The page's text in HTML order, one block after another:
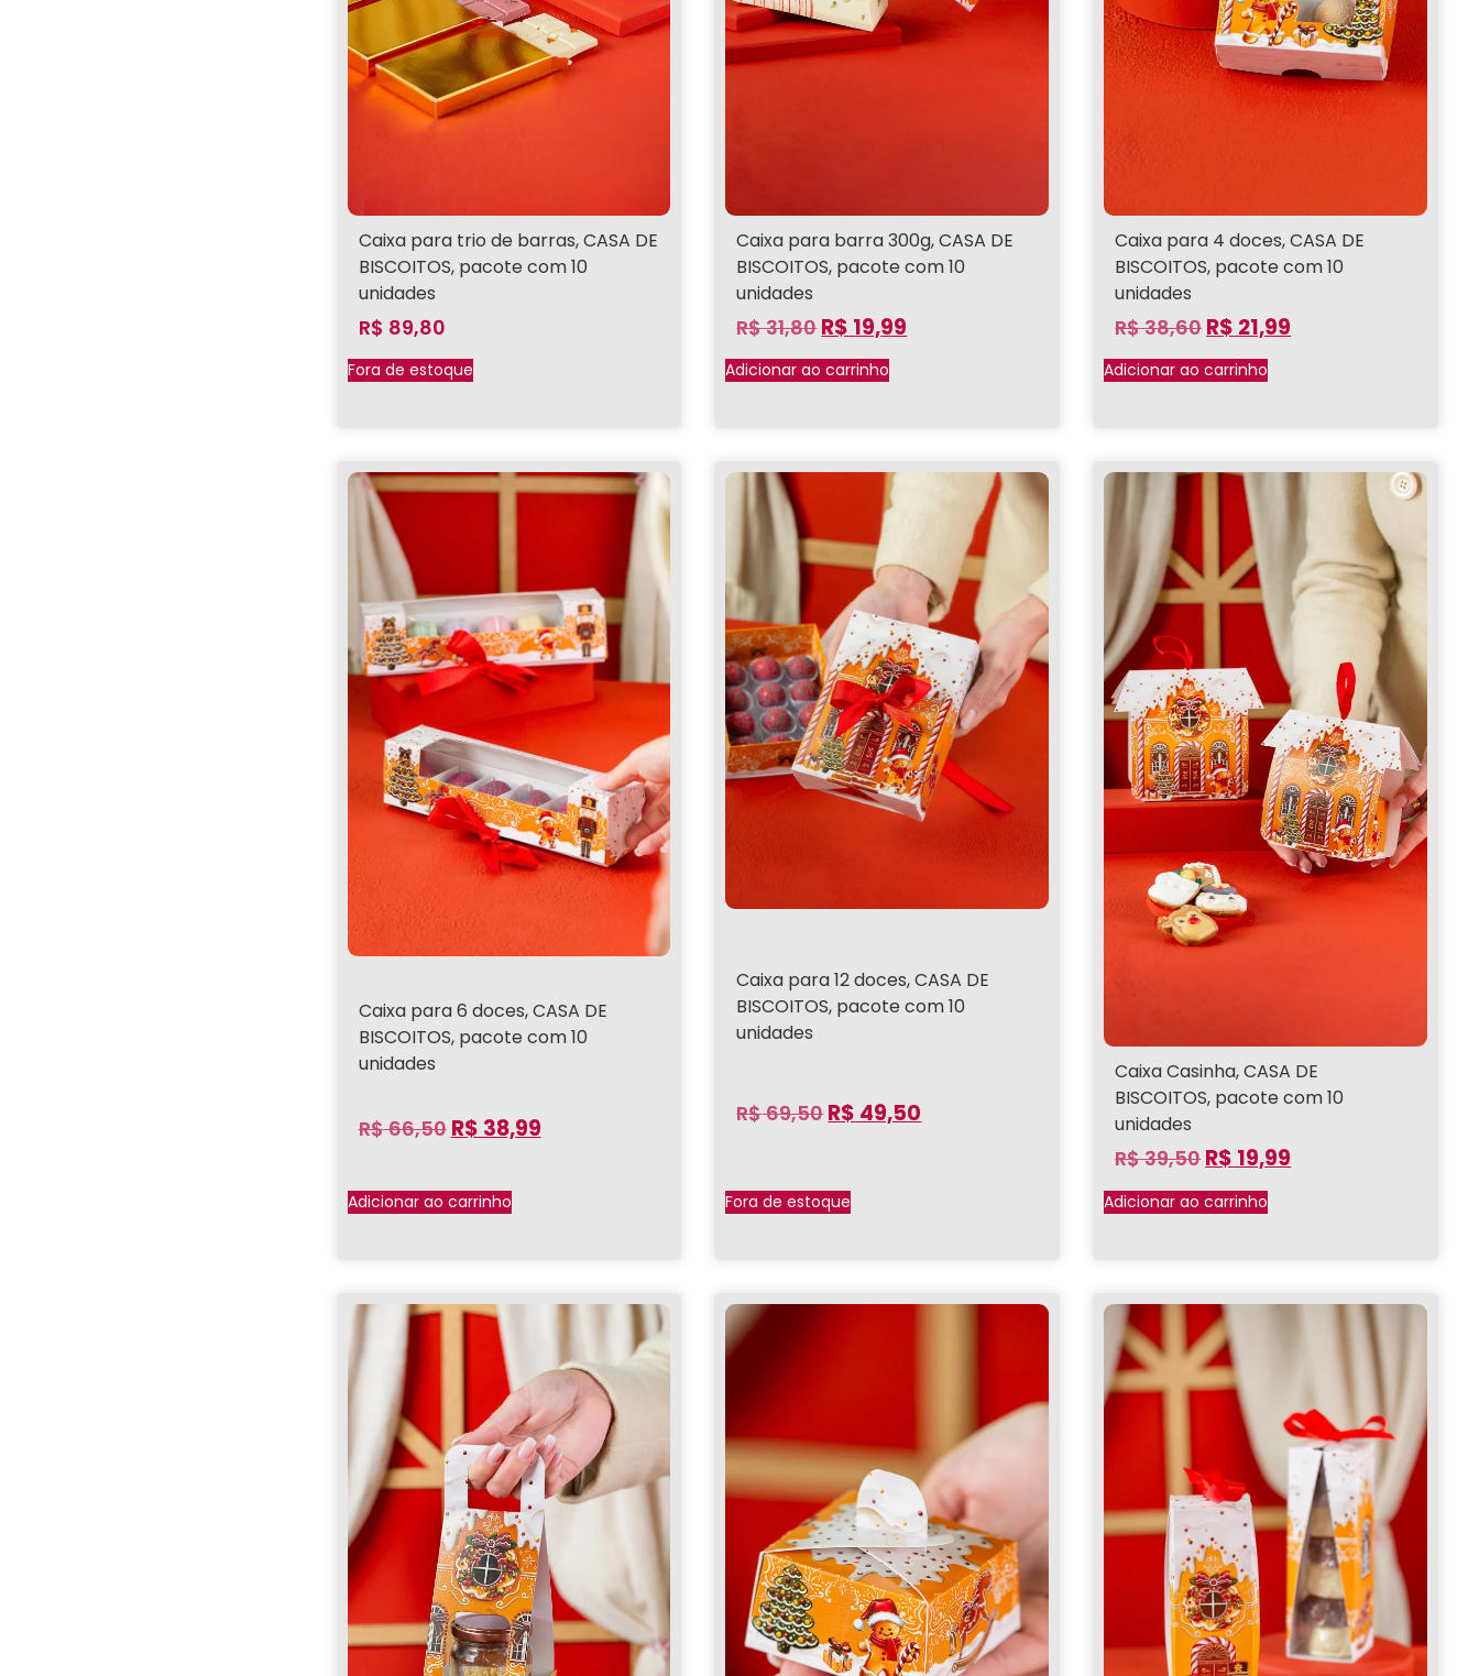
Caixa para trio de barras, CASA DE
BISCOITOS, pacote com 10
unidades
R$ 89,80
Fora de estoque
Caixa para barra 300g, CASA DE
BISCOITOS, pacote com 10
unidades
R$31,80R$ 19,99
Adicionar ao carrinho
Caixa para 4 doces, CASA DE
BISCOITOS, pacote com 10
unidades
R$38,60R$ 21,99
Adicionar ao carrinho
Caixa para 6 doces, CASA DE
BISCOITOS, pacote com 10
unidades
R$66,50 R$ 38,99
Adicionar ao carrinho
Caixa para 12 doces, CASA DE
BISCOITOS, pacote com 10
unidades
R$69,50R$ 49,50
Fora de estoque
Caixa Casinha, CASA DE
BISCOITOS, pacote com 10
unidades
R$39,50R$ 19,99
Adicionar ao carrinho